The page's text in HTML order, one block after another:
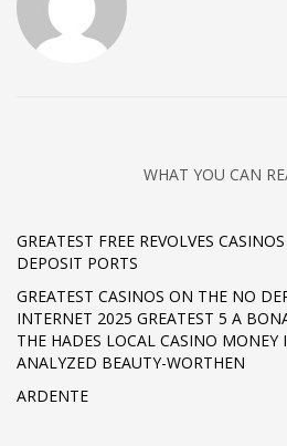
WHAT YOU CAN
GREATEST FREE REVOLVES
DEPOSIT PORTS
GREATEST CASINOS ON THE NO
INTERNET 2025 GREATEST 5 A
THE HADES LOCAL CASINO MONEY
ANALYZED BEAUTY-WORTHEN
ARDENTE